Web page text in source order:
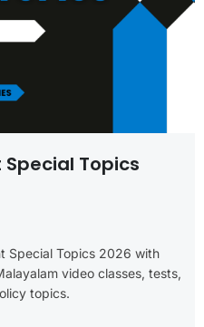
Topics
Special Topics 2026 with
video classes, tests,
topics.